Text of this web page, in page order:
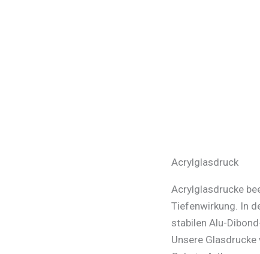
Acrylglasdruck
Acrylglasdrucke
Tiefenwirkung. In
stabilen Alu-
Unsere